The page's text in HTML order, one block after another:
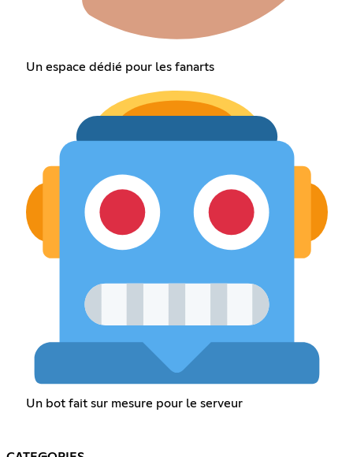
Un espace dédié pour les fanarts
Un bot fait sur mesure pour le serveur